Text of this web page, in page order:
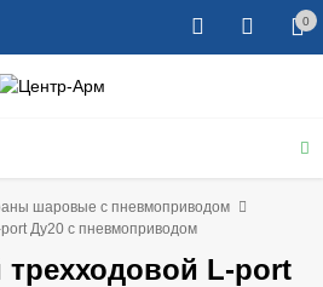
0
шаровые с пневмоприводом
Ду20 с пневмоприводом
L-port